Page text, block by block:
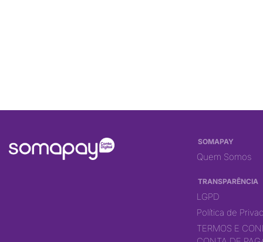
SOMAPAY
Quem Somos
TRANSPARÊNCIA
LGPD
Política de
TERMOS E